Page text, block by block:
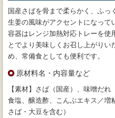
国産さばを骨まで柔らかく、ふっ
生姜の風味がアクセントになって
容器はレンジ加熱対応トレーを使
とでより美味しくお召し上がりい
め、常備食としても便利です。
原材料名・内容量など
【素材】さば（国産）、味噌だれ
食塩、醸造酢、こんぶエキス／増
さば・大豆を含む）